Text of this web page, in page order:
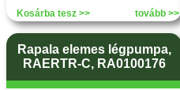
Kosárba tesz >> tovább >>
Rapala elemes légpumpa,
RAERTR-C, RA0100176